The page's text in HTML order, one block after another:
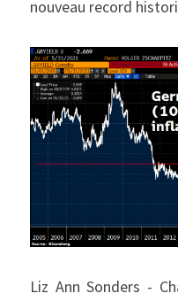
nouveau record
Liz Ann Sonders -